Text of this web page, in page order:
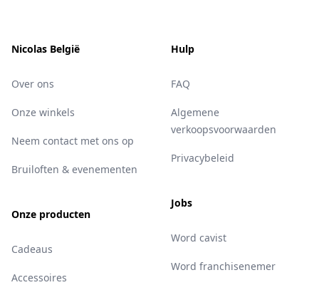
Nicolas België
Over ons
Onze winkels
Neem contact met ons op
Bruiloften & evenementen
Onze producten
Cadeaus
Accessoires
Hulp
FAQ
Algemene
verkoopsvoorwaarden
Privacybeleid
Jobs
Word cavist
Word franchisenemer